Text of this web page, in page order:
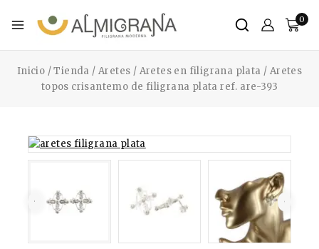
0
Inicio / Tienda / Aretes / Aretes en filigrana plata / Aretes
topos crisantemo de filigrana plata ref. are-393